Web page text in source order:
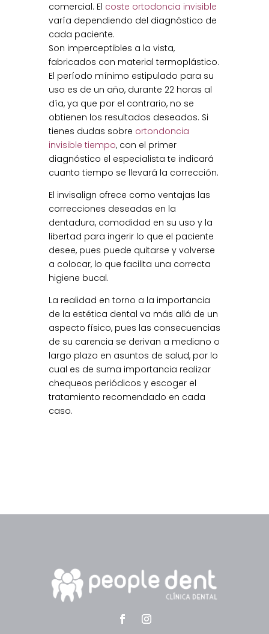
comercial. El coste ortodoncia invisible
varía dependiendo del diagnóstico de
cada paciente.
Son imperceptibles a la vista,
fabricados con material termoplástico.
El período mínimo estipulado para su
uso es de un año, durante 22 horas al
día, ya que por el contrario, no se
obtienen los resultados deseados. Si
tienes dudas sobre ortondoncia
invisible tiempo, con el primer
diagnóstico el especialista te indicará
cuanto tiempo se llevará la corrección.
El invisalign ofrece como ventajas las
correcciones deseadas en la
dentadura, comodidad en su uso y la
libertad para ingerir lo que el paciente
desee, pues puede quitarse y volverse
a colocar, lo que facilita una correcta
higiene bucal.
La realidad en torno a la importancia
de la estética dental va más allá de un
aspecto físico, pues las consecuencias
de su carencia se derivan a mediano o
largo plazo en asuntos de salud, por lo
cual es de suma importancia realizar
chequeos periódicos y escoger el
tratamiento recomendado en cada
caso.